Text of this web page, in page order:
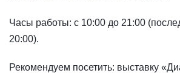
Часы работы: с 10:00 до 21:00
20:00).
Рекомендуем посетить: выставку